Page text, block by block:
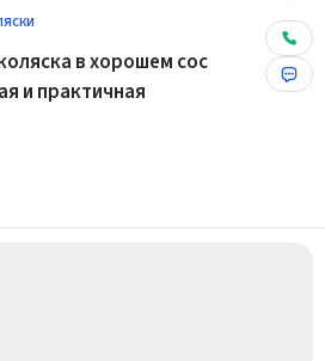
в хорошем сос
и практичная